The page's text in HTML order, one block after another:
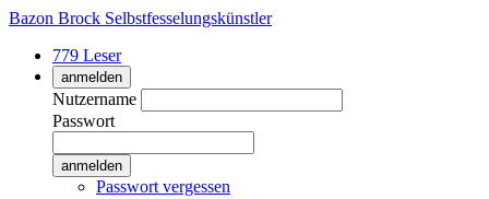
Bazon Brock Selbstfesselungskünstler
779 Leser
anmelden
Nutzername
Passwort
Passwort vergessen